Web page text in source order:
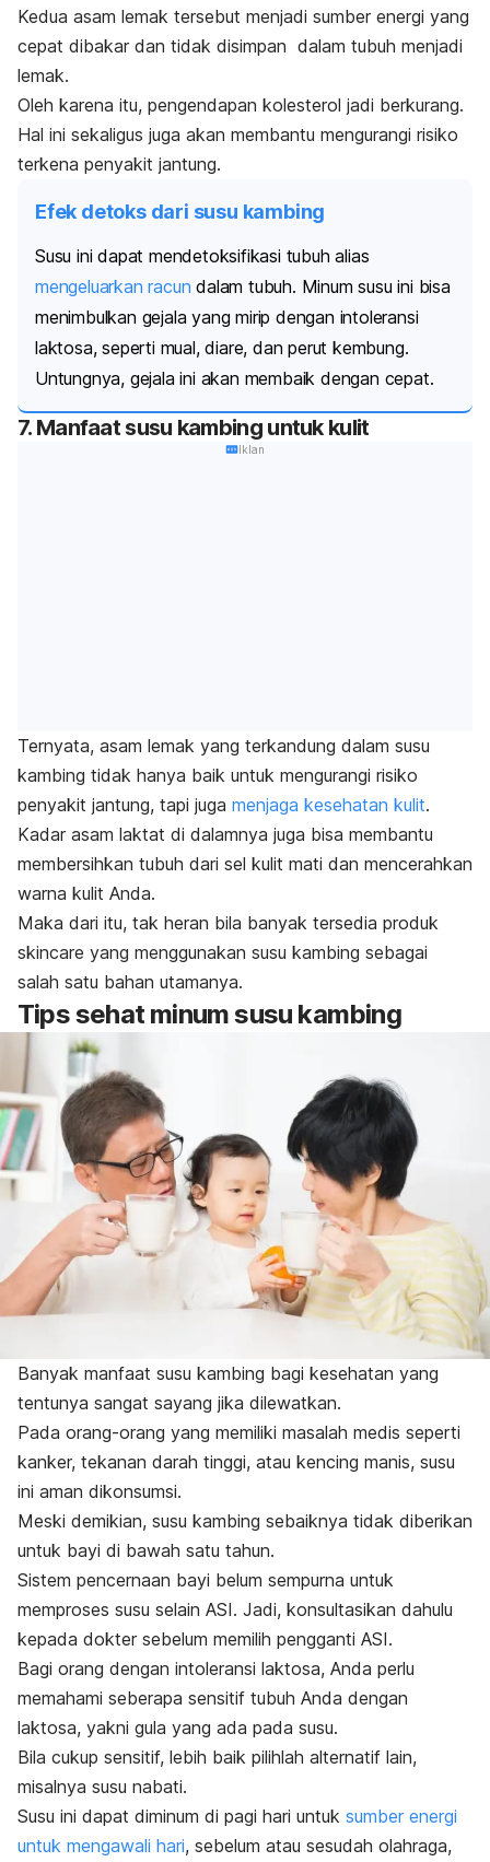
Kedua asam lemak tersebut menjadi sumber energi yang
cepat dibakar dan tidak disimpan dalam tubuh menjadi
lemak.
Oleh karena itu, pengendapan kolesterol jadi berkurang.
Hal ini sekaligus juga akan membantu mengurangi risiko
terkena penyakit jantung.
Efek detoks dari susu kambing
Susu ini dapat mendetoksifikasi tubuh alias
mengeluarkan racun dalam tubuh. Minum susu ini bisa
menimbulkan gejala yang mirip dengan intoleransi
laktosa, seperti mual, diare, dan perut kembung.
Untungnya, gejala ini akan membaik dengan cepat.
7. Manfaat susu kambing untuk kulit
Iklan
Ternyata, asam lemak yang terkandung dalam susu
kambing tidak hanya baik untuk mengurangi risiko
penyakit jantung, tapi juga menjaga kesehatan kulit.
Kadar asam laktat di dalamnya juga bisa membantu
membersihkan tubuh dari sel kulit mati dan mencerahkan
warna kulit Anda.
Maka dari itu, tak heran bila banyak tersedia produk
skincare yang menggunakan susu kambing sebagai
salah satu bahan utamanya.
Tips sehat minum susu kambing
Banyak manfaat susu kambing bagi kesehatan yang
tentunya sangat sayang jika dilewatkan.
Pada orang-orang yang memiliki masalah medis seperti
kanker, tekanan darah tinggi, atau kencing manis, susu
ini aman dikonsumsi.
Meski demikian, susu kambing sebaiknya tidak diberikan
untuk bayi di bawah satu tahun.
Sistem pencernaan bayi belum sempurna untuk
memproses susu selain ASI. Jadi, konsultasikan dahulu
kepada dokter sebelum memilih pengganti ASI.
Bagi orang dengan intoleransi laktosa, Anda perlu
memahami seberapa sensitif tubuh Anda dengan
laktosa, yakni gula yang ada pada susu.
Bila cukup sensitif, lebih baik pilihlah alternatif lain,
misalnya susu nabati.
Susu ini dapat diminum di pagi hari untuk sumber energi
untuk mengawali hari, sebelum atau sesudah olahraga,